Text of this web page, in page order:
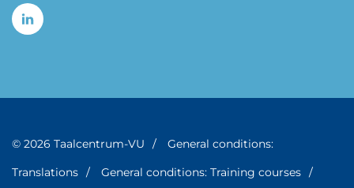
© 2026 Taalcentrum-VU
General conditions:
Translations
General conditions: Training courses